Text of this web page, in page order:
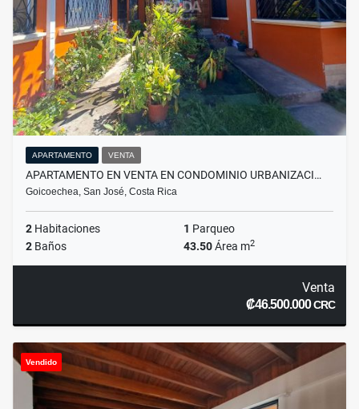
APARTAMENTO VENTA
APARTAMENTO EN VENTA EN CONDOMINIO URBANIZACI…
Goicoechea, San José, Costa Rica
2 Habitaciones 1 Parqueo
2 Baños 43.50Área m2
Venta
₡46.500.000CRC
Vendido